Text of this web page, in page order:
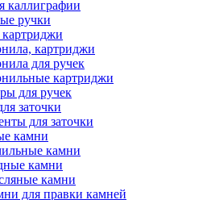
каллиграфии
ручки
картриджи
для ручек
картриджи
для ручек
заточки
для заточки
камни
камни
камни
камни
для правки камней